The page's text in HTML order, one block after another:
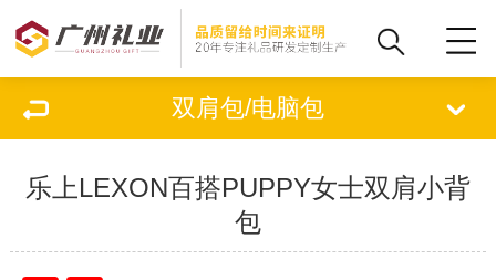
双肩包/电脑包
乐上LEXON百搭PUPPY女士双肩小背
包